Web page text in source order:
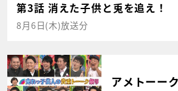
第3話 消えた子供と兎を追え！
8月6日(木)放送分
アメトーー